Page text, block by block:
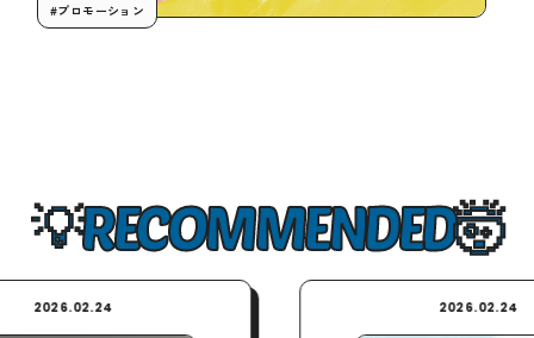
#プロモーション
RECOMMENDED